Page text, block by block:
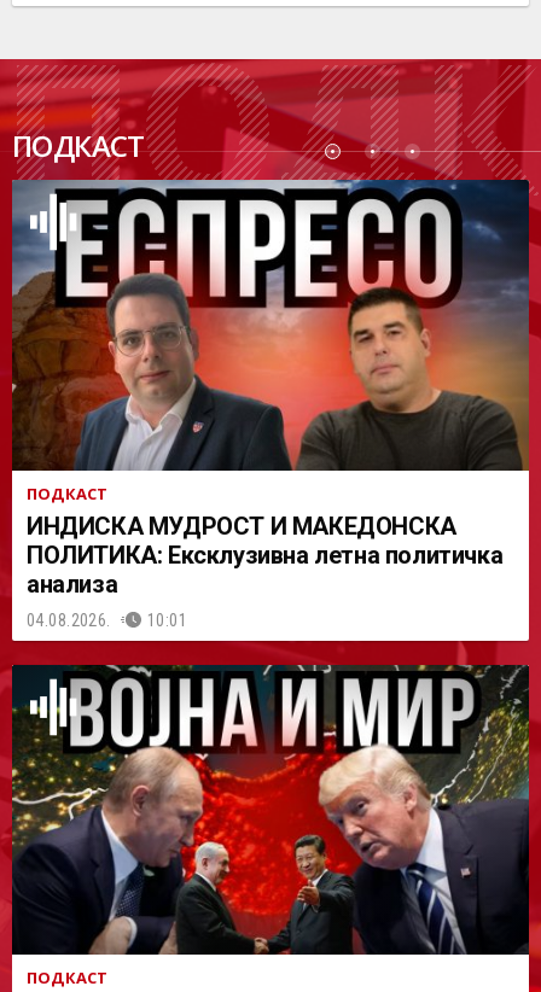
ПОДКАСТ
ПОДК
АСТ
ПОДКАСТ
ИНДИСКА МУДРОСТ И МАКЕДОНСКА
ПОЛИТИКА: Ексклузивна летна политичка
анализа
04.08.2026. 10:01
ПОДКАСТ